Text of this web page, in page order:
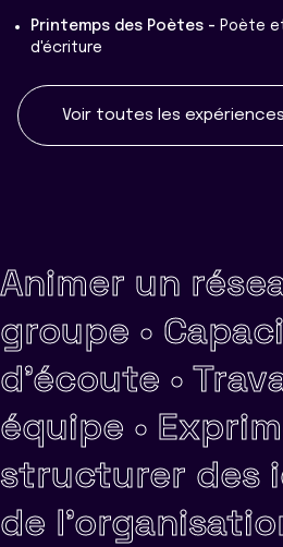
Printemps des Poètes - Poète
d'écriture
Voir toutes les expériences
Animer un
groupe •
d'écoute •
équipe •
structurer des
de